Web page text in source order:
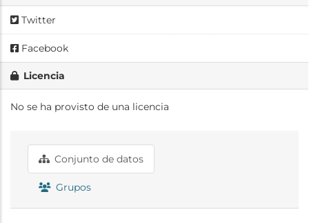
Twitter
Facebook
Licencia
No se ha provisto de una licencia
Conjunto de datos
Grupos